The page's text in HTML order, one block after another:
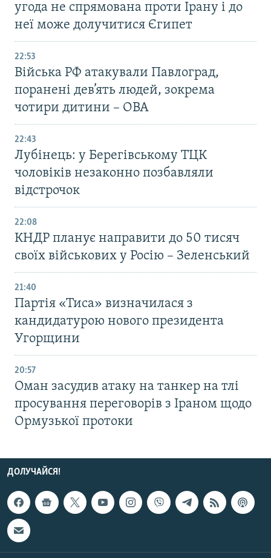
угода не спрямована проти Ірану і до
неї може долучитися Єгипет
22:53
Війська РФ атакували Павлоград,
поранені дев’ять людей, зокрема
чотири дитини – ОВА
22:43
Лубінець: у Берегівському ТЦК
чоловіків незаконно позбавляли
відстрочок
22:08
КНДР планує направити до 50 тисяч
своїх військових у Росію – Зеленський
21:40
Партія «Тиса» визначилася з
кандидатурою нового президента
Угорщини
20:57
Оман засудив атаку на танкер на тлі
просування переговорів з Іраном щодо
Ормузької протоки
ДОЛУЧАЙСЯ!